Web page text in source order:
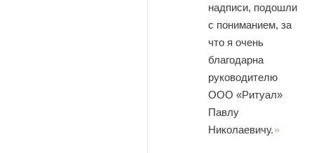
надписи, подошли
с пониманием, за
что я очень
благодарна
руководителю
ООО «Ритуал»
Павлу
Николаевичу.